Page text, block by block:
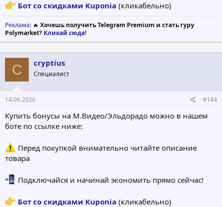
Бот со скидками Kuponia (кликабельно)
Реклама: 🔥 Хочешь получить Telegram Premium и стать гуру
Polymarket? Кликай сюда!
C cryptius
Специалист
14.06.2026 #144
Купить бонусы на М.Видео/Эльдорадо можно в нашем
боте по ссылке ниже:
Перед покупкой внимательно читайте описание
товара
Подключайся и начинай экономить прямо сейчас!
Бот со скидками Kuponia (кликабельно)